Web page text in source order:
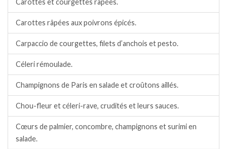
Carottes râpées aux poivrons épicés.
Carpaccio de courgettes, filets d’anchois et pesto.
Céleri rémoulade.
Champignons de Paris en salade et croûtons aillés.
Chou-fleur et céleri-rave, crudités et leurs sauces.
Cœurs de palmier, concombre, champignons et surimi en
salade.